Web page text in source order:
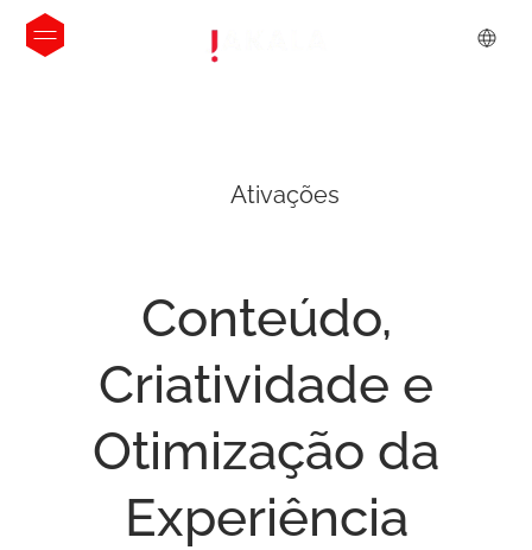
Ativações
Conteúdo,
Criatividade e
Otimização da
Experiência